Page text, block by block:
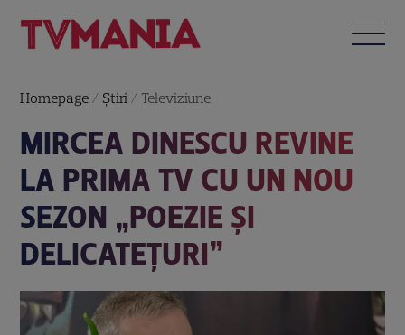
Homepage / Știri / Televiziune
MIRCEA DINESCU REVINE
LA PRIMA TV CU UN NOU
SEZON „POEZIE ȘI
DELICATEȚURI”